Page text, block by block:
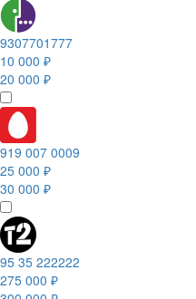
9307701777
10 000 ₽
20 000 ₽
919 007 0009
25 000 ₽
30 000 ₽
95 35 222222
275 000 ₽